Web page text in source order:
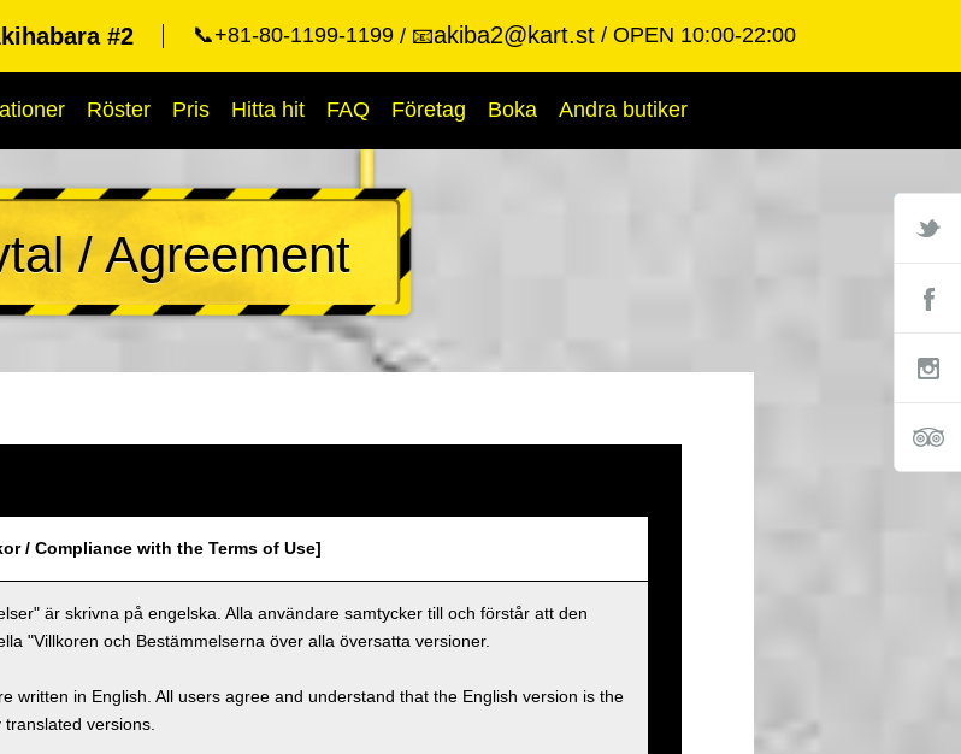
#2 📞+81-80-1199-1199 📧akiba2@kart.st OPEN 10:00-22:00
Röster Pris Hitta hit FAQ Företag Boka Andra butiker
/ Agreement
/ Compliance with the Terms of Use]
är skrivna på engelska. Alla användare samtycker till och förstår att den
"Villkoren och Bestämmelserna över alla översatta versioner.
written in English. All users agree and understand that the English version is the
versions.